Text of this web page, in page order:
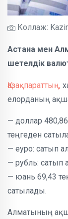
Коллаж:
Астана мен
шетелдік
Қазақпараттың,
елорданың
— доллар
теңгеден
— еуро: сатып
— рубль: сатып
— юань 69,43
сатылады.
Алматының